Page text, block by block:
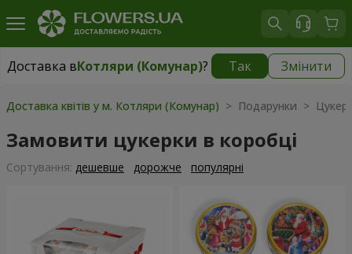
Доставка вКотляри (Комунар)? Так Змінити
Доставка вКотляри (Комунар)|безкоштовно
Доставка квітів у м. Котляри (Комунар) > Подарунки >
Замовити цукерки в коробці
Сортування: дешевше дорожче популярні